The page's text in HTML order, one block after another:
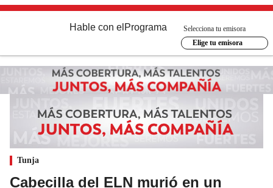
Hable con el Programa
Selecciona tu emisora
Elige tu emisora
Tunja
Cabecilla del ELN murió en un